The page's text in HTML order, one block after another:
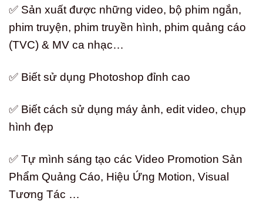
✅ Sản xuất được những video, bộ phim ngắn,
phim truyện, phim truyền hình, phim quảng cáo
(TVC) & MV ca nhạc…
✅ Biết sử dụng Photoshop đỉnh cao
✅ Biết cách sử dụng máy ảnh, edit video, chụp
hình đẹp
✅ Tự mình sáng tạo các Video Promotion Sản
Phẩm Quảng Cáo, Hiệu Ứng Motion, Visual
Tương Tác …